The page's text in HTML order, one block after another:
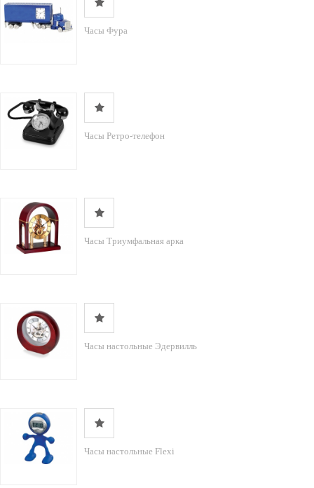
Часы Фура
Часы Ретро-телефон
Часы Триумфальная арка
Часы настольные Эдервилль
Часы настольные Flexi